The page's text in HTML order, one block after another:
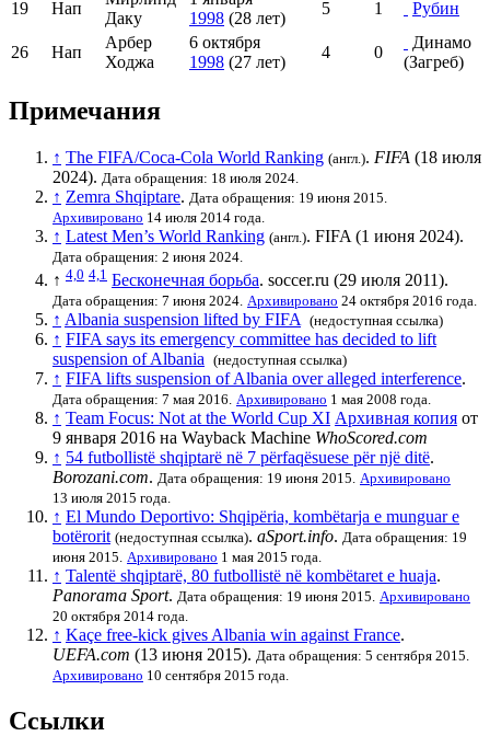
19 Нап
Даку
1998 (28 лет)
5 1 Рубин
26 Нап
Арбер
Ходжа
6 октября
1998 (27 лет)
4 0
Динамо
(Загреб)
Примечания
↑ The FIFA/Coca-Cola World Ranking (англ.). FIFA (18 июля
2024). Дата обращения: 18 июля 2024.
↑ Zemra Shqiptare. Дата обращения: 19 июня 2015.
Архивировано 14 июля 2014 года.
↑ Latest Men’s World Ranking (англ.). FIFA (1 июня 2024).
Дата обращения: 2 июня 2024.
↑ 4,0 4,1 Бесконечная борьба. soccer.ru (29 июля 2011).
Дата обращения: 7 июня 2024. Архивировано 24 октября 2016 года.
↑ Albania suspension lifted by FIFA (недоступная ссылка)
↑ FIFA says its emergency committee has decided to lift
suspension of Albania (недоступная ссылка)
↑ FIFA lifts suspension of Albania over alleged interference.
Дата обращения: 7 мая 2016. Архивировано 1 мая 2008 года.
↑ Team Focus: Not at the World Cup XI Архивная копия от
9 января 2016 на Wayback Machine WhoScored.com
↑ 54 futbollistë shqiptarë në 7 përfaqësuese për një ditë.
Borozani.com. Дата обращения: 19 июня 2015. Архивировано
13 июля 2015 года.
↑ El Mundo Deportivo: Shqipëria, kombëtarja e munguar e
botërorit (недоступная ссылка). aSport.info. Дата обращения: 19
июня 2015. Архивировано 1 мая 2015 года.
↑ Talentë shqiptarë, 80 futbollistë në kombëtaret e huaja.
Panorama Sport. Дата обращения: 19 июня 2015. Архивировано
20 октября 2014 года.
↑ Kaçe free-kick gives Albania win against France.
UEFA.com (13 июня 2015). Дата обращения: 5 сентября 2015.
Архивировано 10 сентября 2015 года.
Ссылки